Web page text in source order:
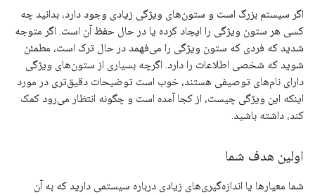
اگر سیستم بزرگ است و ستون‌های ویژگی زیادی وجود دارد، بدانید چه
کسی هر ستون ویژگی را ایجاد کرده یا در حال حفظ آن است. اگر متوجه
شدید که فردی که ستون ویژگی را می‌فهمد در حال ترک است، مطمئن
شوید که شخصی اطلاعات را دارد. اگرچه بسیاری از ستون‌های ویژگی
دارای نام‌های توصیفی هستند، خوب است توضیحات دقیق‌تری در مورد
اینکه این ویژگی چیست، از کجا آمده است و چگونه انتظار می‌رود کمک
کند، داشته باشید.
اولین هدف شما
شما معیارها یا اندازه‌گیری‌های زیادی درباره سیستمی دارید که به آن